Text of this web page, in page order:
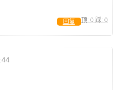
顶: 0 踩: 0
回复